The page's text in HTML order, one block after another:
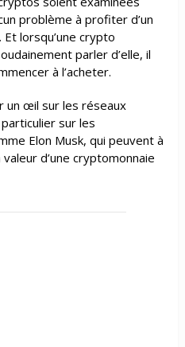
problème à profiter d’un
lorsqu’une crypto
parler d’elle, il
à l’acheter.
un œil sur les réseaux
sur les
Elon Musk, qui peuvent à
d’une cryptomonnaie